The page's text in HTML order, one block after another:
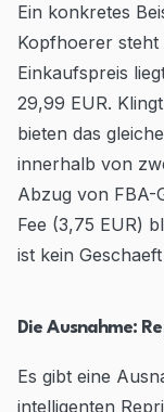
Ein konkretes
Kopfhoerer
Einkaufspreis
29,99 EUR.
bieten das
innerhalb von
Abzug von FBA-
Fee (3,75 EUR)
ist kein
Die Ausnahme:
Es gibt eine
intelligenten